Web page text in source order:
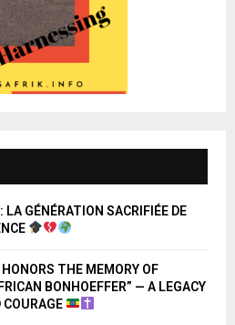
LA GÉNÉRATION SACRIFIÉE DE
THE MEMORY OF
BONHOEFFER” — A LEGACY